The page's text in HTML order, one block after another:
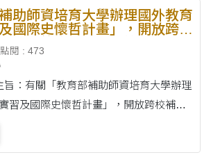
助師資培育大學辦理國外教育
國際史懷哲計畫」，開放跨校
大學符合資格之中等學校師資
點閱 : 473
習及國際史懷哲計畫」，開放跨校補助
資格之中等學校師資類科師資生5名，請